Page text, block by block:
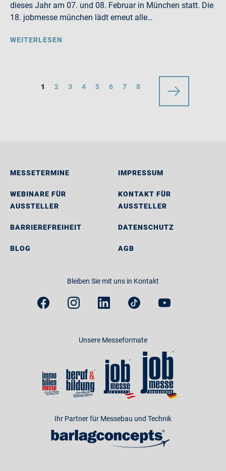
dieses Jahr am 07. und 08. Februar in München statt. Die
18. jobmesse münchen lädt erneut alle…
WEITERLESEN
1 2 3 4 5 6 7 8
MESSETERMINE
WEBINARE FÜR
AUSSTELLER
BARRIEREFREIHEIT
BLOG
IMPRESSUM
KONTAKT FÜR
AUSSTELLER
DATENSCHUTZ
AGB
Bleiben Sie mit uns in Kontakt
Unsere Messeformate
Ihr Partner für Messebau und Technik